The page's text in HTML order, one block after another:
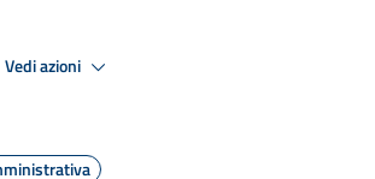
Vedi azioni